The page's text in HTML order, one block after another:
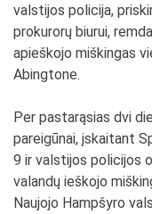
valstijos policija,
prokurorų biurui,
apieškojo miškingas
Abingtone.
Per pastarąsias dvi
pareigūnai, įskaitant
9 ir valstijos policijos
valandų ieškojo
Naujojo Hampšyro